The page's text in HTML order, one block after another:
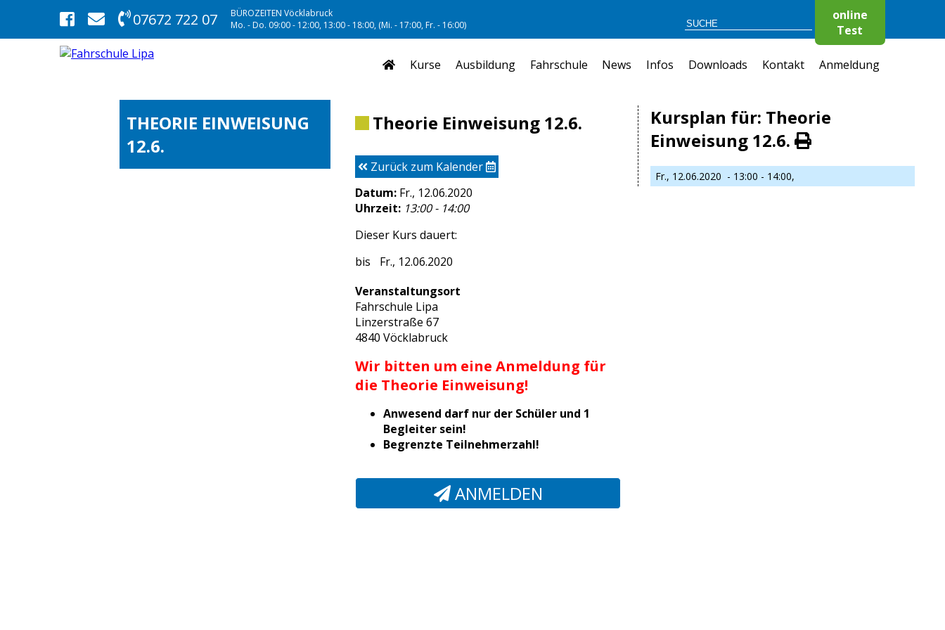
07672 722 07
BÜROZEITEN Vöcklabruck
Mo. - Do. 09:00 - 12:00, 13:00 - 18:00, (Mi. - 17:00, Fr. - 16:00)
online
Test
Kurse Ausbildung Fahrschule News Infos Downloads Kontakt Anmeldung
THEORIE EINWEISUNG
12.6.
Theorie Einweisung 12.6.
Zurück zum Kalender
Datum: Fr., 12.06.2020
Uhrzeit: 13:00 - 14:00
Dieser Kurs dauert:
Fr., 12.06.2020
Veranstaltungsort
Fahrschule Lipa
Linzerstraße 67
4840 Vöcklabruck
Wir bitten um eine Anmeldung für
die Theorie Einweisung!
Anwesend darf nur der Schüler und 1
Begleiter sein!
Begrenzte Teilnehmerzahl!
ANMELDEN
Kursplan für: Theorie
Einweisung 12.6.
Fr., 12.06.2020 - 13:00 - 14:00,